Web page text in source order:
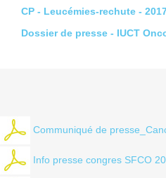
CP - Leucémies-rechute -
Dossier de presse - IUCT
Communiqué de
Info presse congres SFCO